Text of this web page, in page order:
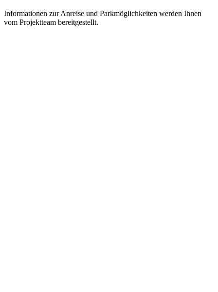
Informationen zur Anreise und Parkmöglichkeiten werden Ihnen
vom Projektteam bereitgestellt.